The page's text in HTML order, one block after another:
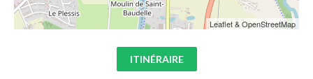
Leaflet & OpenStreetMap
ITINÉRAIRE